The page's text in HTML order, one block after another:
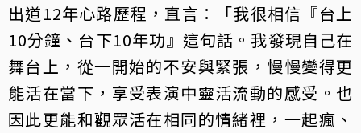
出道12年心路歷程，直言：「我很相信『台上
10分鐘、台下10年功』這句話。我發現自己在
舞台上，從一開始的不安與緊張，慢慢變得更
能活在當下，享受表演中靈活流動的感受。也
因此更能和觀眾活在相同的情緒裡，一起瘋、